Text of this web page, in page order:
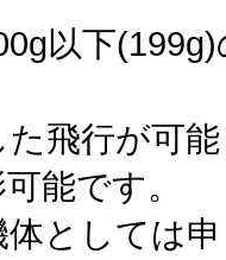
以下
飛行が可
能です。
体としては